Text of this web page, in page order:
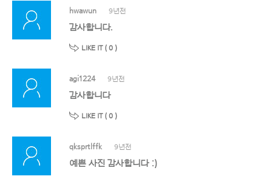
hwawun 9년전
감사합니다.
LIKE IT ( 0 )
agi1224 9년전
감사합니다
LIKE IT ( 0 )
qksprtlffk 9년전
예쁜 사진 감사합니다 :)